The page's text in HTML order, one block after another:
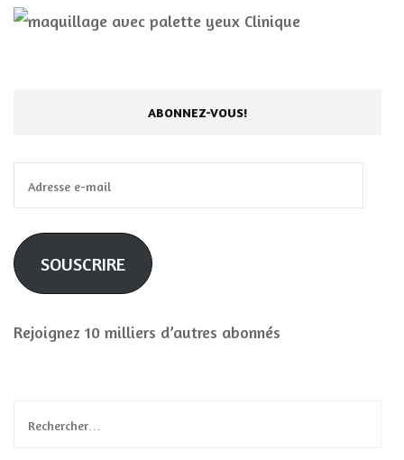
ABONNEZ-VOUS!
e-
mail
SOUSCRIRE
Rejoignez 10 milliers d’autres abonnés
Rechercher :